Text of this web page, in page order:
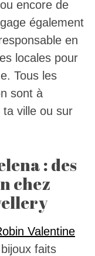
encore de
également
en
locales pour
Tous les
sont à
ville ou sur
: des
chez
Valentine
faits